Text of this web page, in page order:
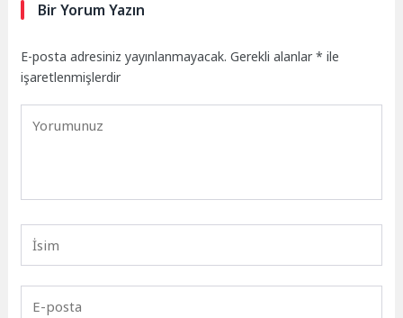
Bir Yorum Yazın
E-posta adresiniz yayınlanmayacak. Gerekli alanlar* ile
işaretlenmişlerdir